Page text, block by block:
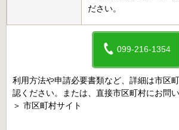
ださい。
099-216-1354
利用方法や申請必要書類など、詳細は市区
認ください。または、直接市区町村にお問い
＞ 市区町村サイト